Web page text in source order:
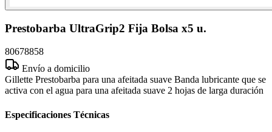
Prestobarba UltraGrip2 Fija Bolsa x5 u.
80678858
Envío a domicilio
Gillette Prestobarba para una afeitada suave Banda lubricante que se
activa con el agua para una afeitada suave 2 hojas de larga duración
Especificaciones Técnicas